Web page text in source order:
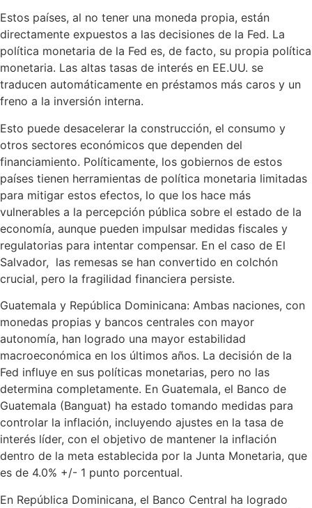
Estos países, al no tener una moneda propia, están
directamente expuestos a las decisiones de la Fed. La
política monetaria de la Fed es, de facto, su propia política
monetaria. Las altas tasas de interés en EE.UU. se
traducen automáticamente en préstamos más caros y un
freno a la inversión interna.
Esto puede desacelerar la construcción, el consumo y
otros sectores económicos que dependen del
financiamiento. Políticamente, los gobiernos de estos
países tienen herramientas de política monetaria limitadas
para mitigar estos efectos, lo que los hace más
vulnerables a la percepción pública sobre el estado de la
economía, aunque pueden impulsar medidas fiscales y
regulatorias para intentar compensar. En el caso de El
Salvador, las remesas se han convertido en colchón
crucial, pero la fragilidad financiera persiste.
Guatemala y República Dominicana: Ambas naciones, con
monedas propias y bancos centrales con mayor
autonomía, han logrado una mayor estabilidad
macroeconómica en los últimos años. La decisión de la
Fed influye en sus políticas monetarias, pero no las
determina completamente. En Guatemala, el Banco de
Guatemala (Banguat) ha estado tomando medidas para
controlar la inflación, incluyendo ajustes en la tasa de
interés líder, con el objetivo de mantener la inflación
dentro de la meta establecida por la Junta Monetaria, que
es de 4.0% +/- 1 punto porcentual.
En República Dominicana, el Banco Central ha logrado